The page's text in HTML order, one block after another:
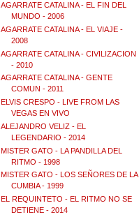
AGARRATE CATALINA - EL FIN DEL
MUNDO - 2006
AGARRATE CATALINA - EL VIAJE -
2008
AGARRATE CATALINA - CIVILIZACION
- 2010
AGARRATE CATALINA - GENTE
COMUN - 2011
ELVIS CRESPO - LIVE FROM LAS
VEGAS EN VIVO
ALEJANDRO VELIZ - EL
LEGENDARIO - 2014
MISTER GATO - LA PANDILLA DEL
RITMO - 1998
MISTER GATO - LOS SEÑORES DE LA
CUMBIA - 1999
EL REQUINTETO - EL RITMO NO SE
DETIENE - 2014